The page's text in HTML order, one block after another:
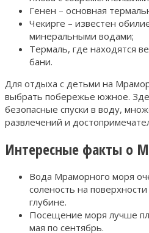
Генен – основная
Чекирге – известен
минеральными водами;
Термаль, где находятся
бани.
Для отдыха с детьми на
выбрать побережье южное.
безопасные спуски в воду,
развлечений и
Интересные факты о
Вода Мраморного моря
соленость на
глубине.
Посещение моря лучше
мая по сентябрь.